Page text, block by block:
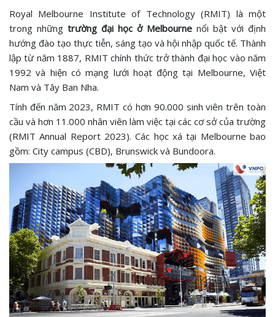
Royal Melbourne Institute of Technology (RMIT) là một
trong những trường đại học ở Melbourne nổi bật với định
hướng đào tạo thực tiễn, sáng tạo và hội nhập quốc tế. Thành
lập từ năm 1887, RMIT chính thức trở thành đại học vào năm
1992 và hiện có mạng lưới hoạt động tại Melbourne, Việt
Nam và Tây Ban Nha.
Tính đến năm 2023, RMIT có hơn 90.000 sinh viên trên toàn
cầu và hơn 11.000 nhân viên làm việc tại các cơ sở của trường
(RMIT Annual Report 2023). Các học xá tại Melbourne bao
gồm: City campus (CBD), Brunswick và Bundoora.